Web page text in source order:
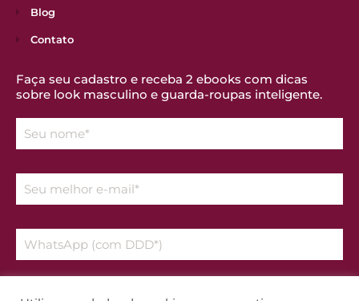
Blog
Contato
Faça seu cadastro e receba 2 ebooks com dicas
sobre look masculino e guarda-roupas inteligente.